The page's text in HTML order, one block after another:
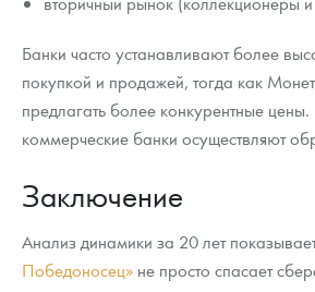
Банки часто устанавливают более
покупкой и продажей, тогда как
предлагать более конкурентные
коммерческие банки осуществляют
Заключение
Анализ динамики за 20 лет
Победоносец» не просто спасает